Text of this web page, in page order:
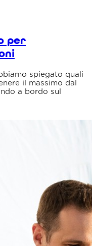
per
spiegato quali
il massimo dal
a bordo sul